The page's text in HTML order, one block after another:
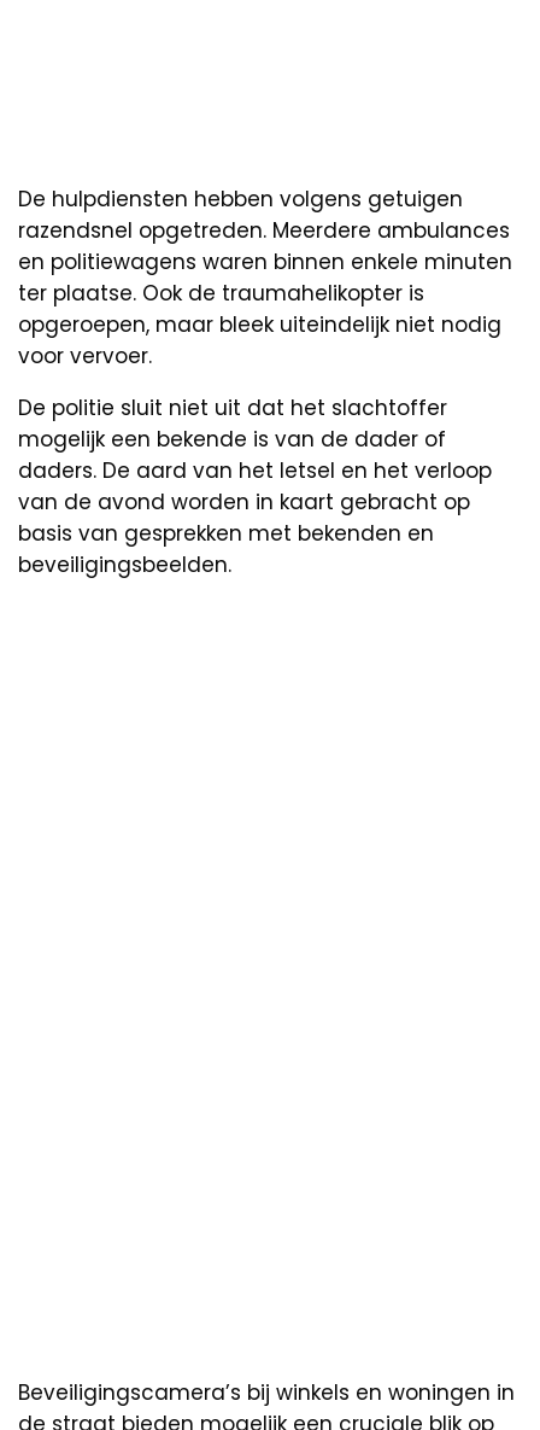
De hulpdiensten hebben volgens getuigen
razendsnel opgetreden. Meerdere ambulances
en politiewagens waren binnen enkele minuten
ter plaatse. Ook de traumahelikopter is
opgeroepen, maar bleek uiteindelijk niet nodig
voor vervoer.
De politie sluit niet uit dat het slachtoffer
mogelijk een bekende is van de dader of
daders. De aard van het letsel en het verloop
van de avond worden in kaart gebracht op
basis van gesprekken met bekenden en
beveiligingsbeelden.
Beveiligingscamera’s bij winkels en woningen in
de straat bieden mogelijk een cruciale blik op